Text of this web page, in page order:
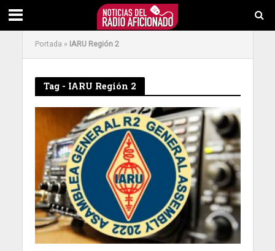
Portada » IARU Región 2
Tag - IARU Región 2